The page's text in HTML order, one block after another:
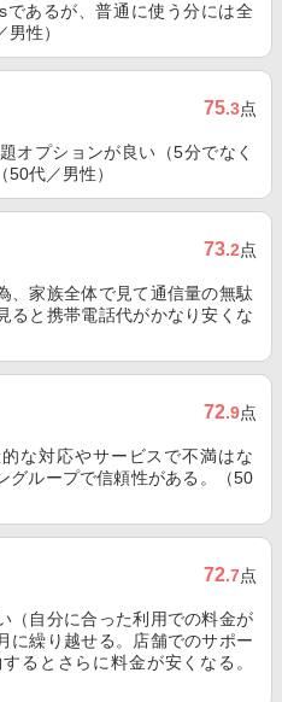
あるが、普通に使う分には全
性）
75.3点
オプションが良い（5分でなく
代／男性）
73.2点
、家族全体で見て通信量の無駄
ると携帯電話代がかなり安くな
72.9点
な対応やサービスで不満はな
グループで信頼性がある。（50
72.7点
（自分に合った利用での料金が
に繰り越せる。店舗でのサポー
るとさらに料金が安くなる。